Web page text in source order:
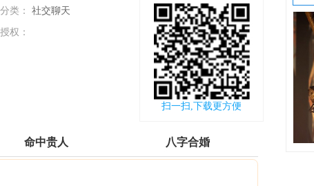
类： 社交聊天
权：
扫一扫,下载更方便
命中贵人 八字合婚